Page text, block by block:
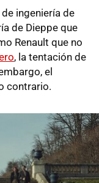
ingeniería de
de Dieppe que
Renault que no
, la tentación de
el
contrario.